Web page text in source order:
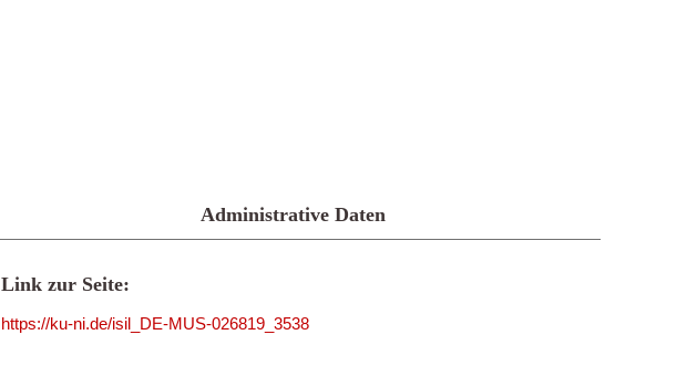
Administrative Daten
Link zur Seite:
https://ku-ni.de/isil_DE-MUS-026819_3538